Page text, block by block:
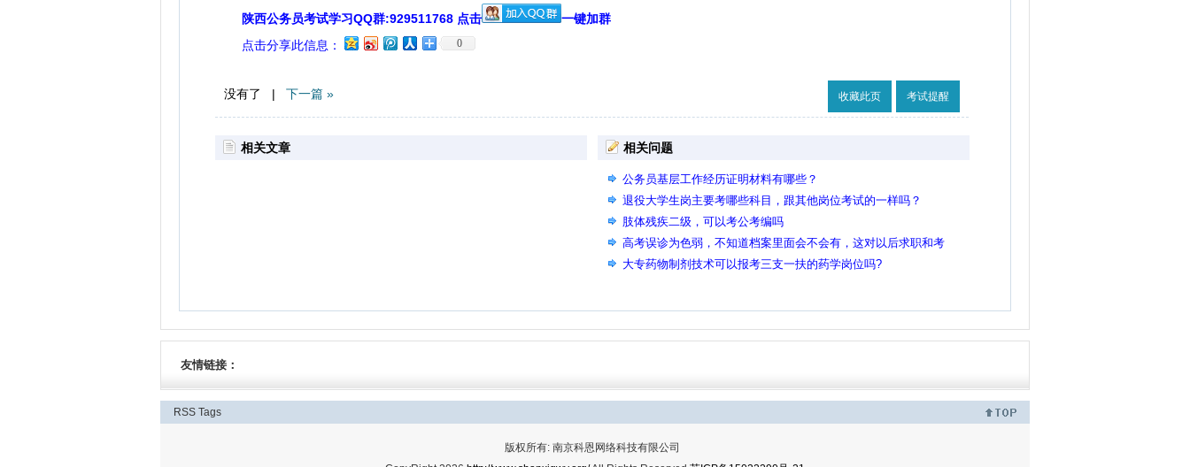
陕西公务员考试学习QQ群:929511768 点击
一键加群
点击分享此信息：
0
没有了 | 下一篇 » 收藏此页 考试提醒
相关文章 相关问题
公务员基层工作经历证明材料有哪些？
退役大学生岗主要考哪些科目，跟其他岗位考试的一样吗？
肢体残疾二级，可以考公考编吗
高考误诊为色弱，不知道档案里面会不会有，这对以后求职和考
试有影响吗，我现在去医院检查不是色弱，当时高中不懂就没去
大专药物制剂技术可以报考三支一扶的药学岗位吗?
友情链接：
RSS Tags
版权所有: 南京科恩网络科技有限公司